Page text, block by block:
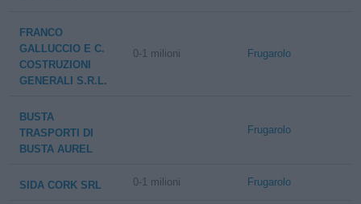
FRANCO
GALLUCCIO E C.
COSTRUZIONI
GENERALI S.R.L.
0-1 milioni Frugarolo
BUSTA
TRASPORTI DI
BUSTA AUREL
Frugarolo
SIDA CORK SRL 0-1 milioni Frugarolo